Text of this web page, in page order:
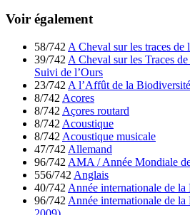
Voir également
58/742 A Cheval sur les traces de
39/742 A Cheval sur les Traces
Suivi de l’Ours
23/742 A l’Affût de la Biodiversité
8/742 Acores
8/742 Açores routard
8/742 Acoustique
8/742 Acoustique musicale
47/742 Allemand
96/742 AMA / Année Mondiale
556/742 Anglais
40/742 Année internationale de
96/742 Année internationale de